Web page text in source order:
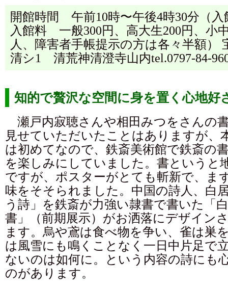
開館時間 午前10時〜午後4時30分（入
入館料 一般300円、高大生200円、小
人、障害者手帳提示の方は各々半額）
清シ1 清荒神清澄寺山内tel.0797-84-
知的で贅沢な空間に身を置く心地好
瀬戸内寂聴さんや相田みつをさんの
見せていただいたことはありますが、
は初めてなので、鉄斎美術館で鉄斎の
を楽しみにしていました。書というと
ですが、ポスターがとても斬新で、ま
味をそそられました。中国の詩人、白
う詩」を鉄斎が力強い隷書で書いた「
書」（前期展示）がお洒落にデザイン
ます。烏や鳶は食べ物を争い、雀は巣
は風雪にも鳴くことなく一日中片足で
ないのは如何に。という内容の詩にも
のがあります。